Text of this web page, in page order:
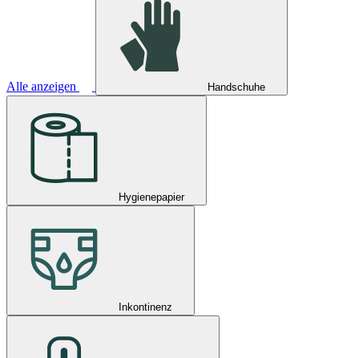
Alle anzeigen Handschuhe
Hygienepapier
Inkontinenz